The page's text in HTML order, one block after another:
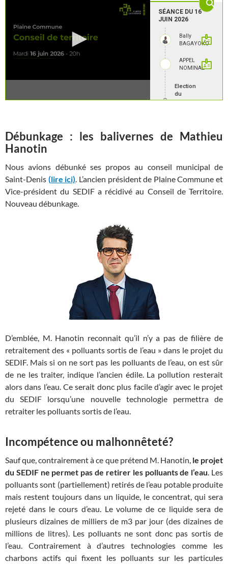
Débunkage : les balivernes de Mathieu
Hanotin
Nous avions débunké ses propos au conseil municipal de
Saint-Denis (lire ici). L’ancien président de Plaine Commune et
Vice-président du SEDIF a récidivé au Conseil de Territoire.
Nouveau débunkage.
D’emblée, M. Hanotin reconnait qu’il n’y a pas de filière de
retraitement des « polluants sortis de l’eau » dans le projet du
SEDIF. Mais si on ne sort pas les polluants de l’eau, on est sûr
de ne les traiter, indique l’ancien édile. La pollution resterait
alors dans l’eau. Ce serait donc plus facile d’agir avec le projet
du SEDIF lorsqu’une nouvelle technologie permettra de
retraiter les polluants sortis de l’eau.
Incompétence ou malhonnêteté?
Sauf que, contrairement à ce que prétend M. Hanotin,le projet
du SEDIF ne permet pas de retirer les polluants de l’eau. Les
polluants sont (partiellement) retirés de l’eau potable produite
mais restent toujours dans un liquide, le concentrat, qui sera
rejeté dans le cours d’eau. Le volume de ce liquide sera de
plusieurs dizaines de milliers de m3 par jour (des dizaines de
millions de litres). Les polluants ne sont donc pas sortis de
l’eau. Contrairement à d’autres technologies comme les
charbons actifs qui fixent les polluants sur les particules